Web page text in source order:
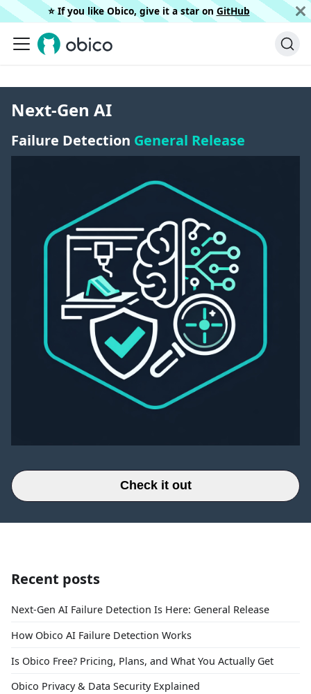
⭐️ If you like Obico, give it a star on GitHub
Next-Gen AI
Failure Detection General Release
Check it out
Recent posts
Next-Gen AI Failure Detection Is Here: General Release
How Obico AI Failure Detection Works
Is Obico Free? Pricing, Plans, and What You Actually Get
Obico Privacy & Data Security Explained